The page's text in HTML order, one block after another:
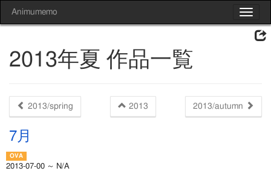
Toggle
Animumemo
2013年夏 作品一覧
2013/spring 2013 2013/autumn
7月
2013-07-00 ～ N/A